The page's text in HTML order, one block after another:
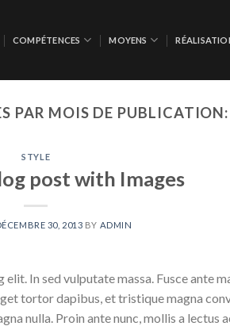
COMPÉTENCES MOYENS
PAR MOIS DE PUBLICATION:
STYLE
post with Images
30, 2013 BY ADMIN
In sed vulputate massa. Fusce ante
tortor dapibus, et tristique magna
nulla. Proin ante nunc, mollis a lectus